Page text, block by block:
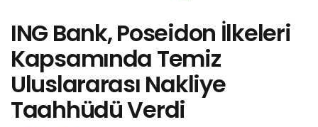
ING Bank, Poseidon İlkeleri
Kapsamında Temiz
Uluslararası Nakliye
Taahhüdü Verdi